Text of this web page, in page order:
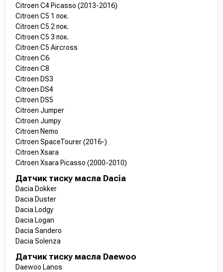
Citroen C4 Picasso (2013-2016)
Citroen C5 1 пок.
Citroen C5 2 пок.
Citroen C5 3 пок.
Citroen C5 Aircross
Citroen C6
Citroen C8
Citroen DS3
Citroen DS4
Citroen DS5
Citroen Jumper
Citroen Jumpy
Citroen Nemo
Citroen SpaceTourer (2016-)
Citroen Xsara
Citroen Xsara Picasso (2000-2010)
Датчик тиску масла Dacia
Dacia Dokker
Dacia Duster
Dacia Lodgy
Dacia Logan
Dacia Sandero
Dacia Solenza
Датчик тиску масла Daewoo
Daewoo Lanos